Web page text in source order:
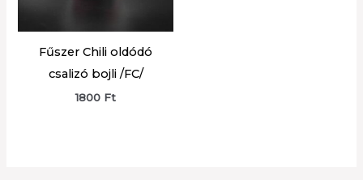
Fűszer Chili oldódó
csalizó bojli /FC/
1800 Ft